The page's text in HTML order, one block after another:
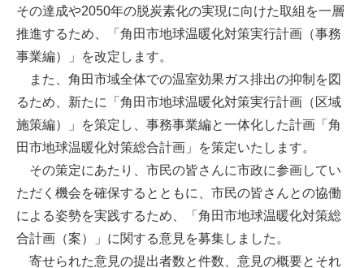
その達成や2050年の脱炭素化の実現に向けた取組を⼀層
推進するため、「角田市地球温暖化対策実⾏計画（事務
事業編）」を改定します。
また、角田市域全体での温室効果ガス排出の抑制を図
るため、新たに「角田市地球温暖化対策実行計画（区域
施策編）」を策定し、事務事業編と一体化した計画「角
田市地球温暖化対策総合計画」を策定いたします。
その策定にあたり、市民の皆さんに市政に参画してい
ただく機会を確保するとともに、市民の皆さんとの協働
による姿勢を実践するため、「角田市地球温暖化対策総
合計画（案）」に関する意見を募集しました。
寄せられた意見の提出者数と件数、意見の概要とそれ